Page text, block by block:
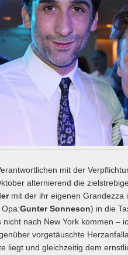
mit der
alternierend die
mit der ihr eigenen Grandezza
Gunter Sonneson) in die
nicht nach New York kommen –
vorgetäuschte
liegt und gleichzeitig dem